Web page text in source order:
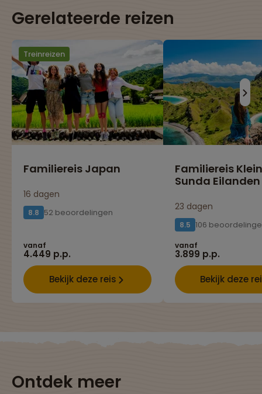
Gerelateerde reizen
Treinreizen
Familiereis Japan
16 dagen
8.8 52 beoordelingen
vanaf
4.449 p.p.
Bekijk deze reis
Familiereis
Sunda Eilanden
23 dagen
8.5 106
vanaf
3.899 p.p.
Bekijk deze
Ontdek meer